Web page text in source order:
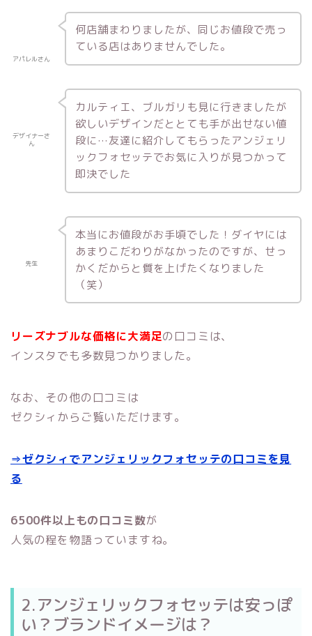
アパレルさん
何店舗まわりましたが、同じお値段で売っ
ている店はありませんでした。
デザイナーさ
ん
カルティエ、ブルガリも見に行きましたが
欲しいデザインだととても手が出せない値
段に…友達に紹介してもらったアンジェリ
ックフォセッテでお気に入りが見つかって
即決でした
先生
本当にお値段がお手頃でした！ダイヤには
あまりこだわりがなかったのですが、せっ
かくだからと質を上げたくなりました
（笑）
リーズナブルな価格に大満足の口コミは、
インスタでも多数見つかりました。
なお、その他の口コミは
ゼクシィからご覧いただけます。
⇒ゼクシィでアンジェリックフォセッテの口コミを見
る
6500件以上もの口コミ数が
人気の程を物語っていますね。
2.アンジェリックフォセッテは安っぽ
い？ブランドイメージは？